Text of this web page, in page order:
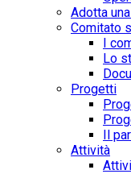
Adotta
Comitato
I
Lo
Progetti
Il
Attività